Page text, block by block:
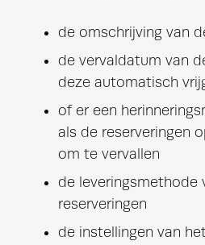
de omschrijving van
de vervaldatum van
deze automatisch
of er een
als de reserveringen
om te vervallen
de leveringsmethode
reserveringen
de instellingen van